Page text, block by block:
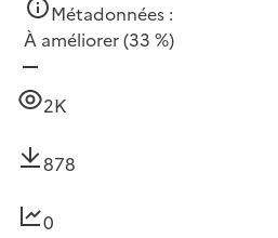
Métadonnées :
À améliorer(33 %)
2K
878
0